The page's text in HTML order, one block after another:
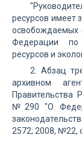
ресурсов имеет
освобождаемых
Федерации по
ресурсов и
2. Абзац
архивном
Правительства
№290 "О
2572; 2008, №22,